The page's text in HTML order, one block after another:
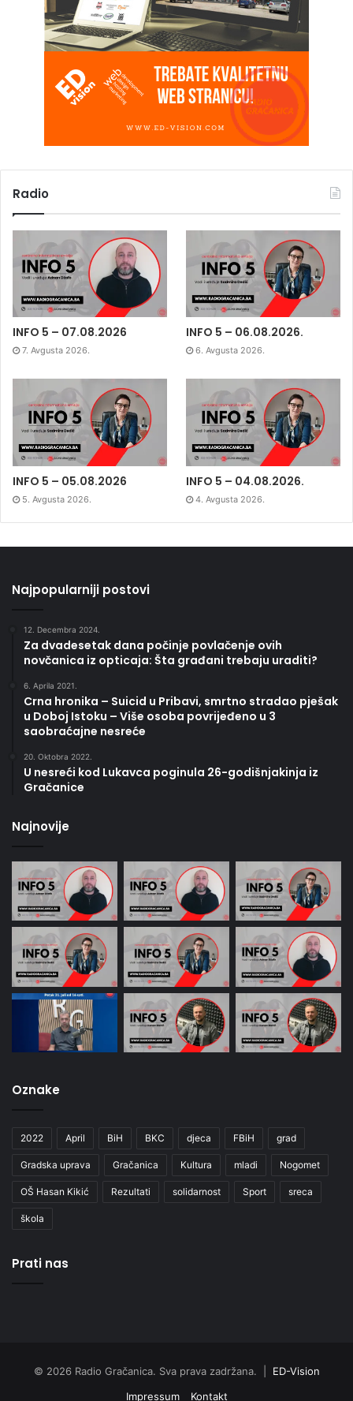
Radio
INFO 5 – 07.08.2026
7. Avgusta 2026.
INFO 5 – 06.08.2026.
6. Avgusta 2026.
INFO 5 – 05.08.2026
5. Avgusta 2026.
INFO 5 – 04.08.2026.
4. Avgusta 2026.
Najpopularniji postovi
12. Decembra 2024.
Za dvadesetak dana počinje povlačenje ovih
novčanica iz opticaja: Šta građani trebaju uraditi?
6. Aprila 2021.
Crna hronika – Suicid u Pribavi, smrtno stradao pješak
u Doboj Istoku – Više osoba povrijeđeno u 3
saobraćajne nesreće
20. Oktobra 2022.
U nesreći kod Lukavca poginula 26-godišnjakinja iz
Gračanice
Najnovije
Oznake
2022 April BiH BKC djeca FBiH grad
Gradska uprava Gračanica Kultura mladi Nogomet
OŠ Hasan Kikić Rezultati solidarnost Sport sreca
škola
Prati nas
© 2026 Radio Gračanica. Sva prava zadržana. | ED-Vision
Impressum
Kontakt